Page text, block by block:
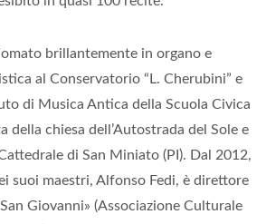
brillantemente in organo e
al Conservatorio “L. Cherubini” e
di Musica Antica della Scuola Civica
della chiesa dell’Autostrada del Sole e
di San Miniato (PI). Dal 2012,
suoi maestri, Alfonso Fedi, è direttore
Giovanni» (Associazione Culturale